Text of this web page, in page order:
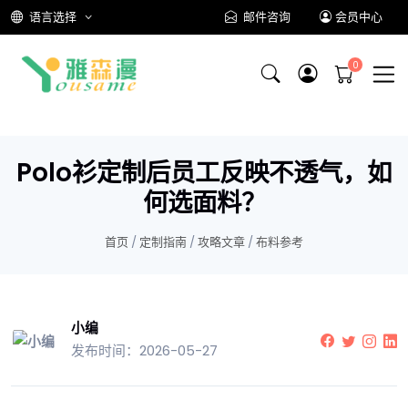
语言选择 邮件咨询 会员中心
Polo衫定制后员工反映不透气，如
何选面料？
首页 / 定制指南 / 攻略文章 / 布料参考
小编
发布时间：2026-05-27